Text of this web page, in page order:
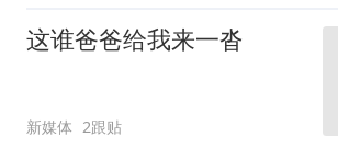
这谁爸爸给我来一沓
新媒体 2跟贴